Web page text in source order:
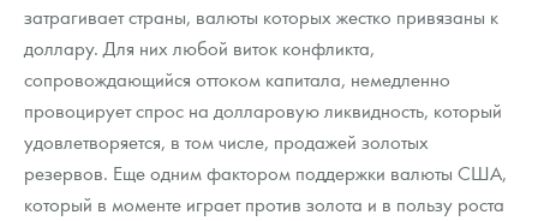
затрагивает страны, валюты которых жестко привязаны к
доллару. Для них любой виток конфликта,
сопровождающийся оттоком капитала, немедленно
провоцирует спрос на долларовую ликвидность, который
удовлетворяется, в том числе, продажей золотых
резервов. Еще одним фактором поддержки валюты США,
который в моменте играет против золота и в пользу роста